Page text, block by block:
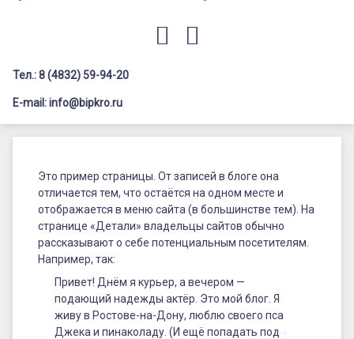
Профилактика дистанционных преступлений
Флагманы образования
Педагог-психолог
E-mail
Заголовок сайта → второстепенный
Тел.: 8 (4832) 59-94-20
E-mail: info@bipkro.ru
страницы
Это пример страницы. От записей в блоге она
отличается тем, что остаётся на одном месте и
отображается в меню сайта (в большинстве тем). На
странице «Детали» владельцы сайтов обычно
рассказывают о себе потенциальным посетителям.
Например, так:
Привет! Днём я курьер, а вечером —
подающий надежды актёр. Это мой блог. Я
живу в Ростове-на-Дону, люблю своего пса
Джека и пинаколаду. (И ещё попадать под